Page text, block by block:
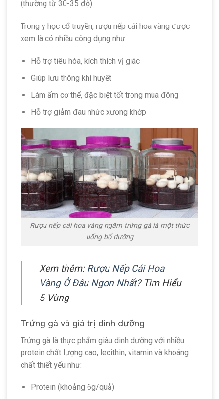
(thường từ 30-35 độ).
Trong y học cổ truyền, rượu nếp cái hoa vàng được
xem là có nhiều công dụng như:
Hỗ trợ tiêu hóa, kích thích vị giác
Giúp lưu thông khí huyết
Làm ấm cơ thể, đặc biệt tốt trong mùa đông
Hỗ trợ giảm đau nhức xương khớp
Rượu nếp cái hoa vàng ngâm trứng gà là một thức
uống bổ dưỡng
Xem thêm: Rượu Nếp Cái Hoa
Vàng Ở Đâu Ngon Nhất? Tìm Hiểu
5 Vùng
Trứng gà và giá trị dinh dưỡng
Trứng gà là thực phẩm giàu dinh dưỡng với nhiều
protein chất lượng cao, lecithin, vitamin và khoáng
chất thiết yếu như:
Protein (khoảng 6g/quả)